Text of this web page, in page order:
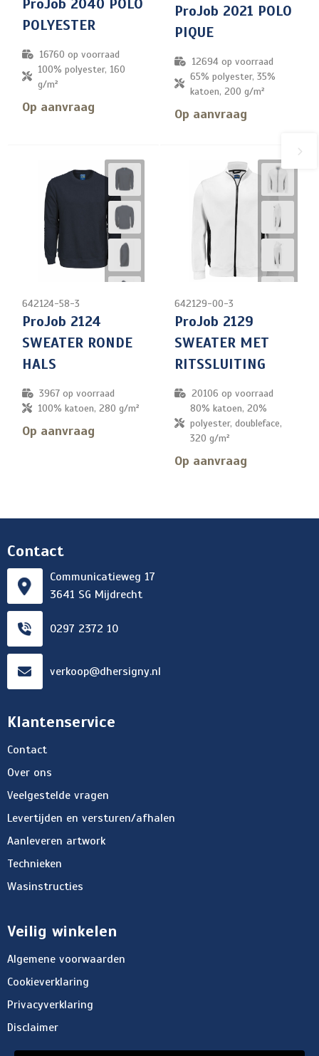
ProJob 2040 POLO
POLYESTER
16760 op voorraad
100% polyester, 160
g/m²
Op aanvraag
ProJob 2021 POLO
PIQUE
12694 op voorraad
65% polyester, 35%
katoen, 200 g/m²
Op aanvraag
642124-58-3
ProJob 2124
SWEATER RONDE
HALS
3967op voorraad
100% katoen, 280 g/m²
Op aanvraag
642129-00-3
ProJob 2129
SWEATER MET
RITSSLUITING
20106 op voorraad
80% katoen, 20%
polyester, doubleface,
320 g/m²
Op aanvraag
Contact
Communicatieweg 17
3641 SG Mijdrecht
0297 2372 10
verkoop@dhersigny.nl
Klantenservice
Contact
Over ons
Veelgestelde vragen
Levertijden en versturen/afhalen
Aanleveren artwork
Technieken
Wasinstructies
Veilig winkelen
Algemene voorwaarden
Cookieverklaring
Privacyverklaring
Disclaimer